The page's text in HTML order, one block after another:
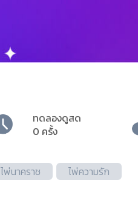
ทดลองดูสด
0 ครั้ง
ไพ่นาคราช
ไพ่ความรัก